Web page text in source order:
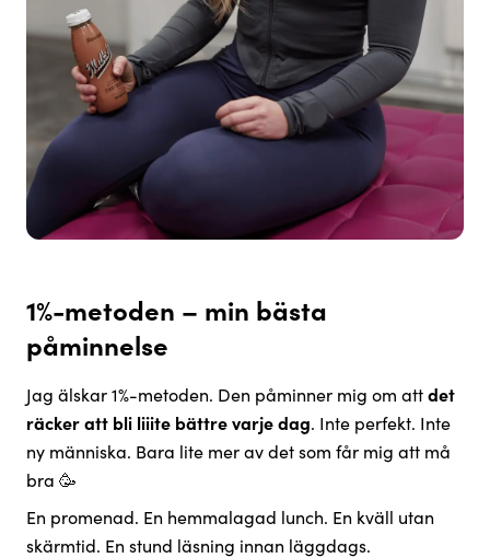
1%-metoden – min bästa
påminnelse
Jag älskar 1%-metoden. Den påminner mig om attdet
räcker att bli liiite bättre varje dag. Inte perfekt. Inte
ny människa. Bara lite mer av det som får mig att må
bra 🥳
En promenad. En hemmalagad lunch. En kväll utan
skärmtid. En stund läsning innan läggdags.